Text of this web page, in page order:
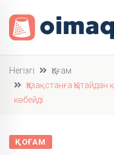
Негізгі
Қоғам
Қазақстанға
көбейді
ҚОҒАМ